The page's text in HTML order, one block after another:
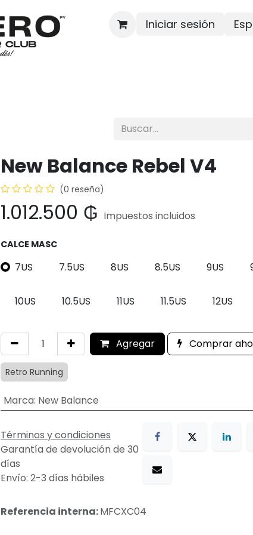
Iniciar sesión
New Balance Rebel V4
(0 reseña)
1.012.500 ₲ Impuestos incluidos
CALCE MASC
7US 7.5US 8US 8.5US 9US
10US 10.5US 11US 11.5US 12US
Agregar Comprar
Retro Running
Marca: New Balance
Términos y condiciones
Garantía de devolución de 30
días
Envío: 2-3 días hábiles
Referencia interna:MFCXC04